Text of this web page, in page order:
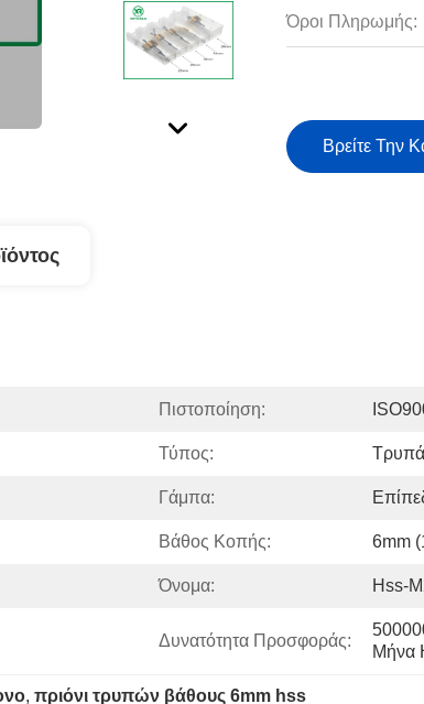
Όροι Πληρωμής:
Βρείτε Την
Πιστοποίηση:
Τύπος:
Γάμπα:
Βάθος Κοπής: 6mm
Όνομα: Hss-
Δυνατότητα Προσφοράς:
Μήνα
, πριόνι τρυπών βάθους 6mm hss